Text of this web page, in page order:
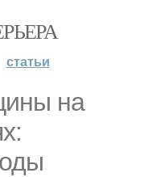
статьи
на